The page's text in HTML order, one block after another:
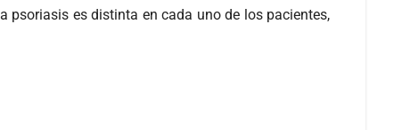
psoriasis es distinta en cada uno de los pacientes,